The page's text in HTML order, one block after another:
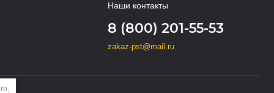
Наши контакты
8 (800) 201-55-53
zakaz-pst@mail.ru